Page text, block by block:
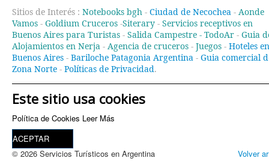
Sitios de Interés : Notebooks bgh - Ciudad de Necochea - Aonde
Vamos - Goldium Cruceros -Siterary - Servicios receptivos en
Buenos Aires para Turistas - Salida Campestre - TodoAr - Guia
Alojamientos en Nerja - Agencia de cruceros - Juegos - Hoteles en
Buenos Aires - Bariloche Patagonia Argentina - Guia comercial
Zona Norte - Políticas de Privacidad.
Este sitio usa cookies
Política de Cookies Leer Más
ACEPTAR
Volver
© 2026 Servicios Turísticos en Argentina